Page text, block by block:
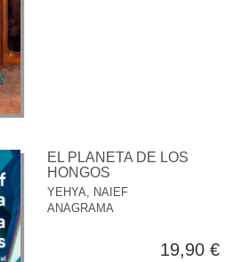
EL PLANETA DE LOS
HONGOS
YEHYA, NAIEF
ANAGRAMA
19,90 €